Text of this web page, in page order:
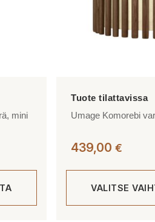
mini Umage Komorebi
439,00 €
VALITSE